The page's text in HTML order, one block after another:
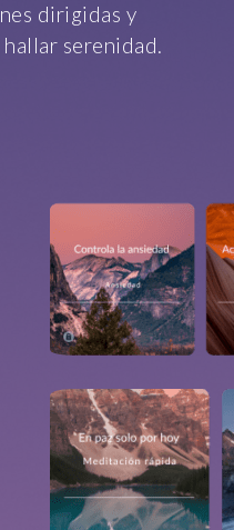
dirigidas y
serenidad.